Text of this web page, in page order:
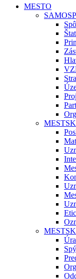
MESTO